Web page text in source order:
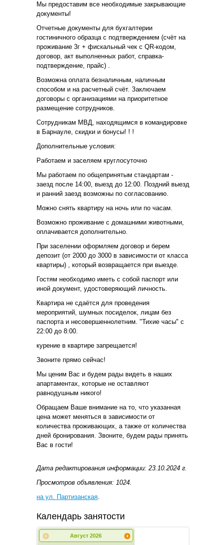
Мы предоставим все необходимые закрывающие
документы!
Отчетные документы для бухгалтерии
гостиничного образца с подтверждением (счёт на
проживание 3г + фискальный чек с QR-кодом,
договор, акт выполненных работ, справка-
подтверждение, прайс) .
Возможна оплата безналичным, наличным
способом и на расчетный счёт. Заключаем
договоры с организациями на приоритетное
размещение сотрудников.
Сотрудникам МВД, находящимся в командировке
в Барнауле, скидки и бонусы! ! !
Дополнительные условия:
Работаем и заселяем круглосуточно
Мы работаем по общепринятым стандартам -
заезд после 14:00, выезд до 12:00. Поздний выезд
и ранний заезд возможны по согласованию.
Можно снять квартиру на ночь или по часам.
Возможно проживание с домашними животными,
оплачивается дополнительно.
При заселении оформляем договор и берем
депозит (от 2000 до 3000 в зависимости от класса
квартиры) , который возвращается при выезде.
Гостям необходимо иметь с собой паспорт или
иной документ, удостоверяющий личность.
Квартира не сдаётся для проведения
мероприятий, шумных посиделок, лицам без
паспорта и несовершеннолетним. "Тихие часы" с
22:00 до 8:00.
курение в квартире запрещается!
Звоните прямо сейчас!
Мы ценим Вас и будем рады видеть в наших
апартаментах, которые не оставляют
равнодушным никого!
Обращаем Ваше внимание на то, что указанная
цена может меняться в зависимости от
количества проживающих, а также от количества
дней бронирования. Звоните, будем рады принять
Вас в гости!
Дата редактирования информации: 23.10.2024 г.
Просмотров объявления: 1024.
на ул. Партизанская
Календарь занятости
Август 2026